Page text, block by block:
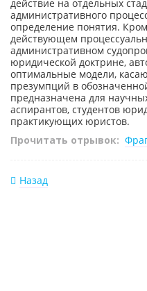
действие на отдельных
административного
определение понятия.
действующем
административном
юридической доктрине,
оптимальные модели,
презумпций в
предназначена для
аспирантов, студентов
практикующих юристов.
Прочитать отрывок:
Назад